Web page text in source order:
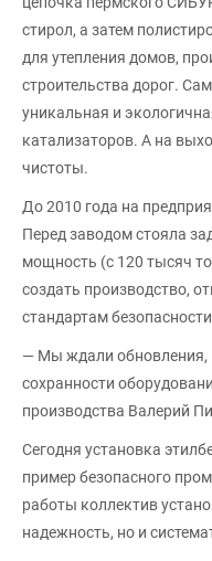
стирол, а затем
для утепления домов,
строительства дорог.
уникальная и
катализаторов. А на
чистоты.
До 2010 года на
Перед заводом стояла
мощность (с 120 тысяч
создать производство,
стандартам
— Мы ждали обновления,
сохранности
производства Валерий
Сегодня установка
пример безопасного
работы коллектив
надежность, но и